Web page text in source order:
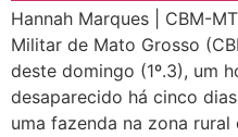
Hannah Marques | CBM-
Militar de Mato Grosso
deste domingo (1º.3), um
desaparecido há cinco
uma fazenda na zona rural